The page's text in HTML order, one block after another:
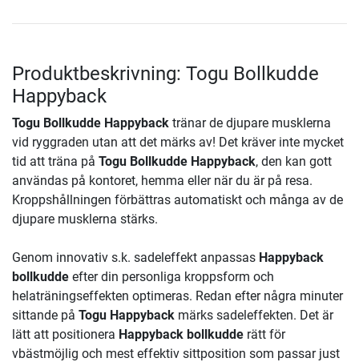
Produktbeskrivning: Togu Bollkudde
Happyback
Togu Bollkudde Happyback tränar de djupare musklerna
vid ryggraden utan att det märks av! Det kräver inte mycket
tid att träna på Togu Bollkudde Happyback, den kan gott
användas på kontoret, hemma eller när du är på resa.
Kroppshållningen förbättras automatiskt och många av de
djupare musklerna stärks.
Genom innovativ s.k. sadeleffekt anpassas Happyback
bollkudde efter din personliga kroppsform och
helaträningseffekten optimeras. Redan efter några minuter
sittande på Togu Happyback märks sadeleffekten. Det är
lätt att positionera Happyback bollkudde rätt för
vbästmöjlig och mest effektiv sittposition som passar just